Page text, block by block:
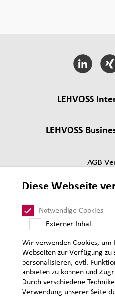
LEHVOSS
LEHVOSS
AGB
Diese Webseite
Notwendige Cookies
Externer Inhalt
Wir verwenden Cookies, um
Webseiten zur Verfügung zu
personalisieren, evtl.
anbieten zu können und
Durch verschiedene
Verwendung unserer Seite